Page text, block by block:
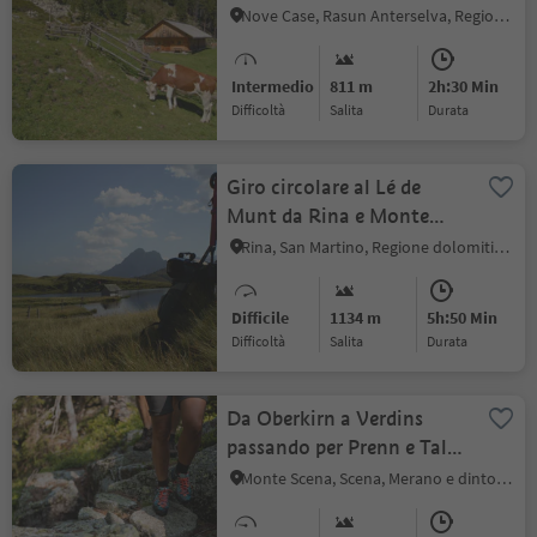
di Mezzo
Nove Case, Rasun Anterselva, Regione dolomitica Plan de Corones
Intermedio
Difficoltà
811 m
Salita
2h:30 Min
durata
Giro circolare al Lé de
Munt da Rina e Monte
Muro
Rina, San Martino, Regione dolomitica Plan de Corones
Difficile
Difficoltà
1134 m
Salita
5h:50 Min
durata
Da Oberkirn a Verdins
passando per Prenn e Talle
di Sotto
Monte Scena, Scena, Merano e dintorni